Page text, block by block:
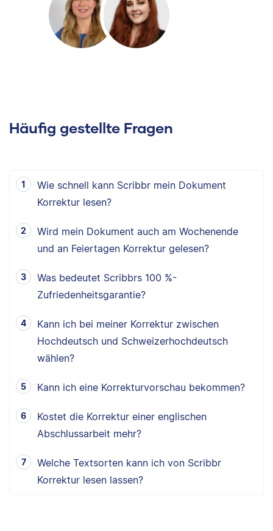
Häufig gestellte Fragen
Wie schnell kann Scribbr mein Dokument
Korrektur lesen?
Wird mein Dokument auch am Wochenende
und an Feiertagen Korrektur gelesen?
Was bedeutet Scribbrs 100 %-
Zufriedenheitsgarantie?
Kann ich bei meiner Korrektur zwischen
Hochdeutsch und Schweizerhochdeutsch
wählen?
Kann ich eine Korrekturvorschau bekommen?
Kostet die Korrektur einer englischen
Abschlussarbeit mehr?
Welche Textsorten kann ich von Scribbr
Korrektur lesen lassen?